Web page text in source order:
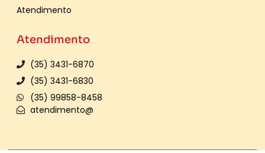
Atendimento
Atendimento
(35) 3431-6870
(35) 3431-6830
(35) 99858-8458
atendimento@